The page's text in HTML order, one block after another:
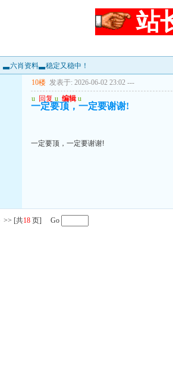
站
▃六肖资料▃稳定又稳中！
10楼 发表于: 2026-06-02 23:02 ---
u 回复 u 编辑 u
一定要顶，一定要谢谢!
一定要顶，一定要谢谢!
>> [共18 页] Go